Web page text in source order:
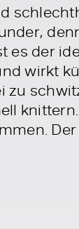
es der
wirkt